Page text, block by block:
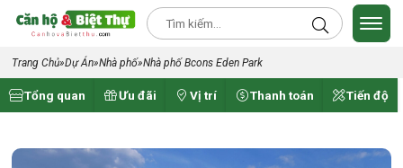
Trang Chủ»Dự Án»Nhà phố»Nhà phố Bcons Eden Park
Tổng quan Ưu đãi Vị trí Thanh toán Tiến độ